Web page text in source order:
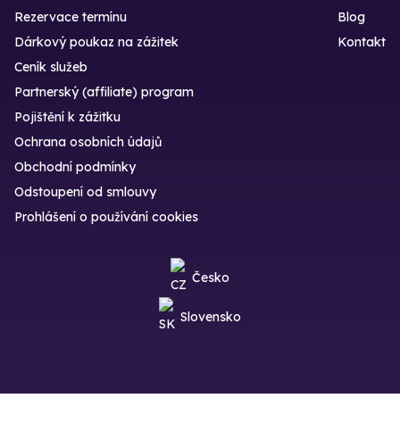
Rezervace termínu
Dárkový poukaz na zážitek
Blog
Kontakt
Ceník služeb
Partnerský (affiliate) program
Pojištění k zážitku
Ochrana osobních údajů
Obchodní podmínky
Odstoupení od smlouvy
Prohlášení o používání cookies
Česko
Slovensko